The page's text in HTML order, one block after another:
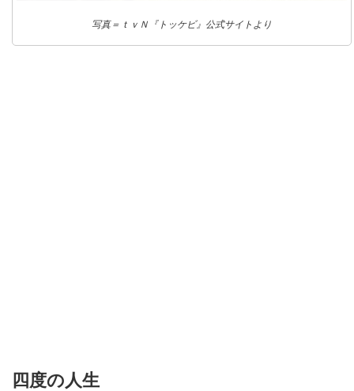
写真＝ｔｖＮ『トッケビ』公式サイトより
四度の人生